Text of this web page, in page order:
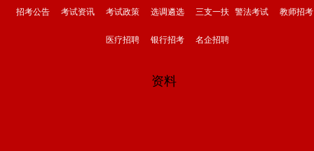
招考公告 考试资讯 考试政策 选调遴选 三支一扶 警法考试 教师招考
医疗招聘 银行招考 名企招聘
资料